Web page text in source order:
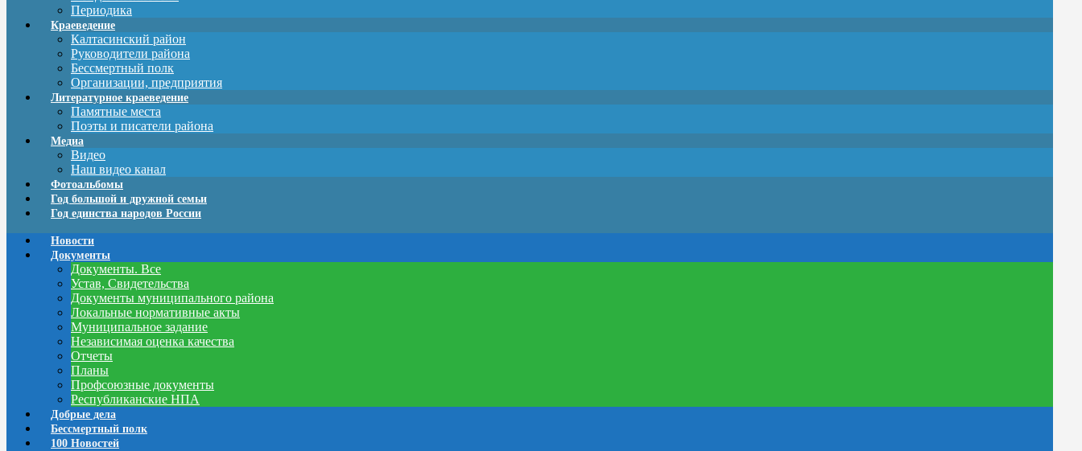
Периодика
Краеведение
Калтасинский район
Руководители района
Бессмертный полк
Организации, предприятия
Литературное краеведение
Памятные места
Поэты и писатели района
Медиа
Видео
Наш видео канал
Фотоальбомы
Год большой и дружной семьи
Год единства народов России
Новости
Документы
Документы. Все
Устав, Свидетельства
Документы муниципального района
Локальные нормативные акты
Муниципальное задание
Независимая оценка качества
Отчеты
Планы
Профсоюзные документы
Республиканские НПА
Добрые дела
Бессмертный полк
100 Новостей